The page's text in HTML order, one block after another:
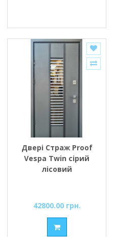
Двері Страж Proof
Vespa Twin сірий
лісовий
42800.00 грн.